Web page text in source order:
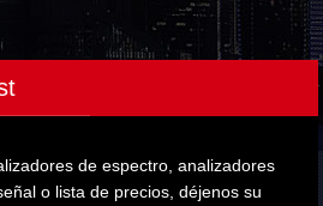
de espectro, analizadores
o lista de precios, déjenos su